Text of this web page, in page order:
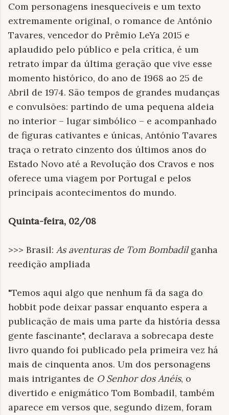
Com personagens inesquecíveis e um texto
extremamente original, o romance de António
Tavares, vencedor do Prêmio LeYa 2015 e
aplaudido pelo público e pela crítica, é um
retrato ímpar da última geração que vive esse
momento histórico, do ano de 1968 ao 25 de
Abril de 1974. São tempos de grandes mudanças
e convulsões: partindo de uma pequena aldeia
no interior – lugar simbólico – e acompanhado
de figuras cativantes e únicas, António Tavares
traça o retrato cinzento dos últimos anos do
Estado Novo até a Revolução dos Cravos e nos
oferece uma viagem por Portugal e pelos
principais acontecimentos do mundo.
Quinta-feira, 02/08
>>> Brasil: As aventuras de Tom Bombadilganha
reedição ampliada
"Temos aqui algo que nenhum fã da saga do
hobbit pode deixar passar enquanto espera a
publicação de mais uma parte da história dessa
gente fascinante", declarava a sobrecapa deste
livro quando foi publicado pela primeira vez há
mais de cinquenta anos. Um dos personagens
mais intrigantes de O Senhor dos Anéis, o
divertido e enigmático Tom Bombadil, também
aparece em versos que, segundo dizem, foram